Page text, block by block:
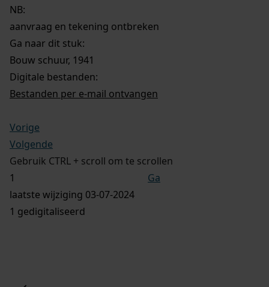
NB:
aanvraag en tekening ontbreken
Ga naar dit stuk:
Bouw schuur, 1941
Digitale bestanden:
Bestanden per e-mail ontvangen
Vorige
Volgende
Gebruik CTRL + scroll om te scrollen
Ga
laatste wijziging 03-07-2024
1 gedigitaliseerd